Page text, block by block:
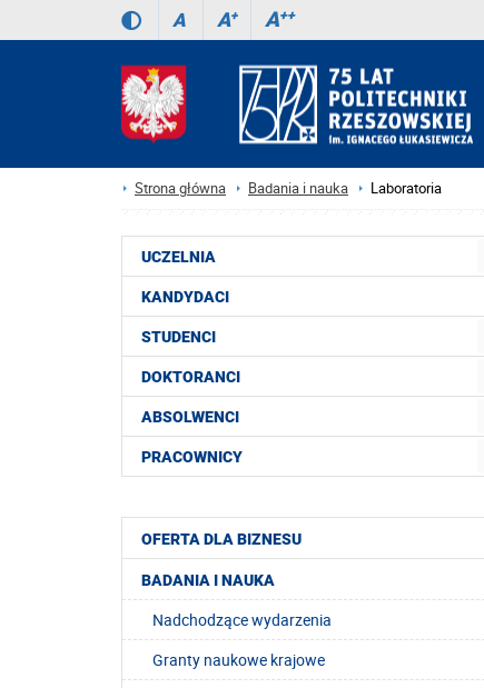
A A+ A++
Strona główna Badania i nauka Laboratoria
UCZELNIA
KANDYDACI
STUDENCI
DOKTORANCI
ABSOLWENCI
PRACOWNICY
OFERTA DLA BIZNESU
BADANIA I NAUKA
Nadchodzące wydarzenia
Granty naukowe krajowe